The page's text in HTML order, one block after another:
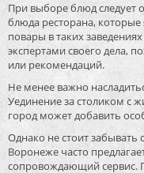
При выборе блюд следует
блюда ресторана,
повары в таких
экспертами своего дела,
или рекомендаций.
Не менее важно
Уединение за столиком с
город может добавить
Однако не стоит
Воронеже часто
сопровождающий сервис.